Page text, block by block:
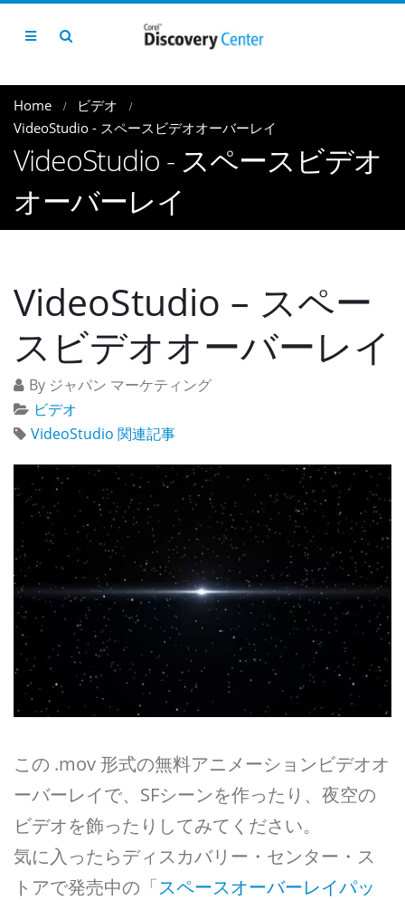
Home
ビデオ
VideoStudio - スペースビデオオーバーレイ
VideoStudio - スペースビデオ
オーバーレイ
VideoStudio – スペー
スビデオオーバーレイ
By ジャパン マーケティング
ビデオ
VideoStudio 関連記事
この .mov 形式の無料アニメーションビデオオ
ーバーレイで、SFシーンを作ったり、夜空の
ビデオを飾ったりしてみてください。
気に入ったらディスカバリー・センター・ス
トアで発売中の「スペースオーバーレイパッ